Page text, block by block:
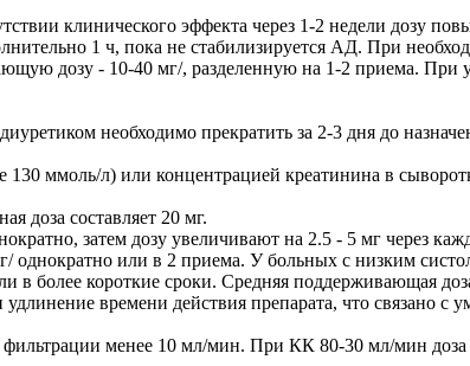
клинического эффекта через 1-2 недели дозу
1 ч, пока не стабилизируется АД. При
дозу - 10-40 мг/, разделенную на 1-2 приема. При
необходимо прекратить за 2-3 дня до
ммоль/л) или концентрацией креатинина в
доза составляет 20 мг.
затем дозу увеличивают на 2.5 - 5 мг через
или в 2 приема. У больных с низким
в более короткие сроки. Средняя поддерживающая
времени действия препарата, что связано с
менее 10 мл/мин. При КК 80-30 мл/мин